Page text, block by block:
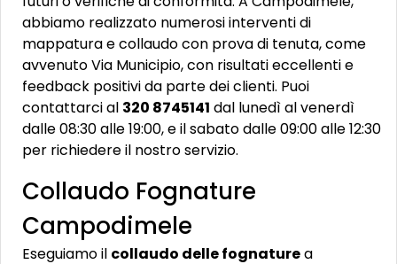
abbiamo realizzato numerosi interventi di
mappatura e collaudo con prova di tenuta, come
avvenuto Via Municipio, con risultati eccellenti e
feedback positivi da parte dei clienti. Puoi
contattarci al 320 8745141 dal lunedì al venerdì
dalle 08:30 alle 19:00, e il sabato dalle 09:00 alle 12:30
per richiedere il nostro servizio.
Collaudo Fognature
Campodimele
Eseguiamo il collaudo delle fognaturea